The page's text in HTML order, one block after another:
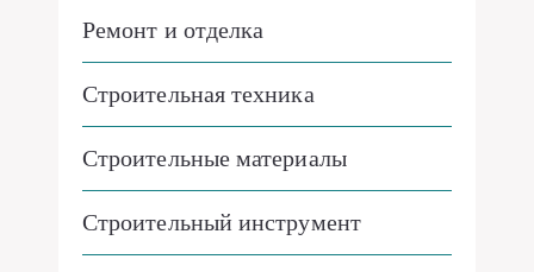
Ремонт и отделка
Строительная техника
Строительные материалы
Строительный инструмент